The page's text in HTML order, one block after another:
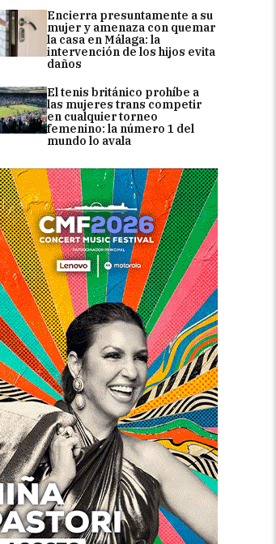
Encierra presuntamente a su
mujer y amenaza con quemar
la casa en Málaga: la
intervención de los hijos evita
daños
El tenis británico prohíbe a
las mujeres trans competir
en cualquier torneo
femenino: la número 1 del
mundo lo avala